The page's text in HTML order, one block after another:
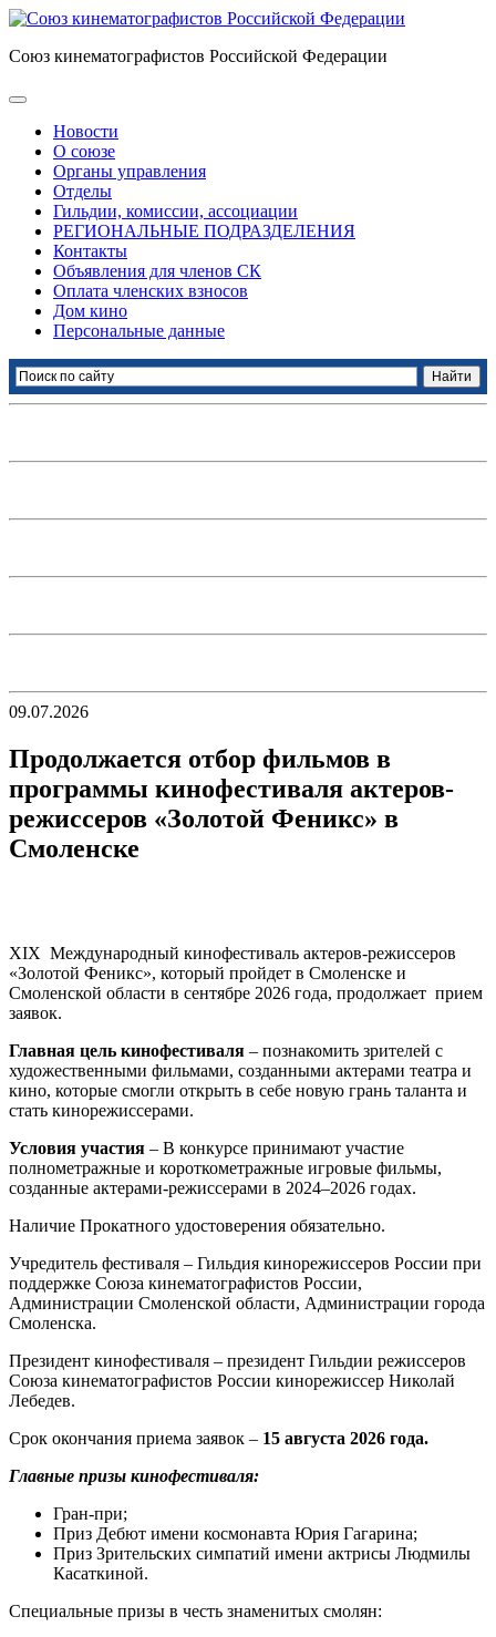
Союз кинематографистов Российской Федерации
Новости
О союзе
Органы управления
Отделы
Гильдии, комиссии, ассоциации
РЕГИОНАЛЬНЫЕ ПОДРАЗДЕЛЕНИЯ
Контакты
Объявления для членов СК
Оплата членских взносов
Дом кино
Персональные данные
09.07.2026
Продолжается отбор фильмов в
программы кинофестиваля актеров-
режиссеров «Золотой Феникс» в
Смоленске
XIХ Международный кинофестиваль актеров-режиссеров
«Золотой Феникс», который пройдет в Смоленске и
Смоленской области в сентябре 2026 года, продолжает прием
заявок.
Главная цель кинофестиваля – познакомить зрителей с
художественными фильмами, созданными актерами театра и
кино, которые смогли открыть в себе новую грань таланта и
стать кинорежиссерами.
Условия участия – В конкурсе принимают участие
полнометражные и короткометражные игровые фильмы,
созданные актерами-режиссерами в 2024–2026 годах.
Наличие Прокатного удостоверения обязательно.
Учредитель фестиваля – Гильдия кинорежиссеров России при
поддержке Союза кинематографистов России,
Администрации Смоленской области, Администрации города
Смоленска.
Президент кинофестиваля – президент Гильдии режиссеров
Союза кинематографистов России кинорежиссер Николай
Лебедев.
Срок окончания приема заявок – 15 августа 2026 года.
Главные призы кинофестиваля:
Гран-при;
Приз Дебют имени космонавта Юрия Гагарина;
Приз Зрительских симпатий имени актрисы Людмилы
Касаткиной.
Специальные призы в честь знаменитых смолян: